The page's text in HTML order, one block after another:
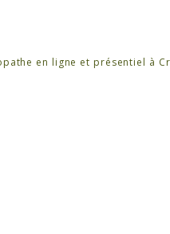
en ligne et présentiel à